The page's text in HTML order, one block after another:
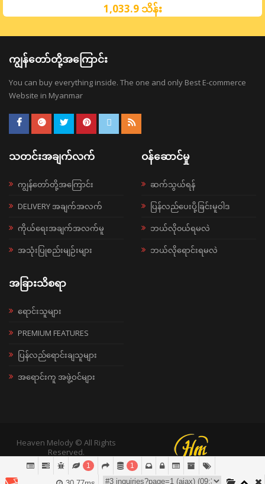
1,033.9 သိန်း
ကျွန်တော်တို့အကြောင်း
You can buy everything inside. The one and only Best E-commerce
Website in Myanmar
သတင်းအချက်လက်
ကျွန်တော်တို့အကြောင်း
DELIVERY အချက်အလက်
ကိုယ်ရေးအချက်အလက်မူ
အသုံးပြုစည်းမျဉ်းများ
ဝန်ဆောင်မှု
ဆက်သွယ်ရန်
ပြန်လည်ပေးပို့ခြင်းမူဝါဒ
ဘယ်လို၀ယ်ရမလဲ
ဘယ်လိုရောင်းရမလဲ
အခြားသိစရာ
ရောင်းသူများ
PREMIUM FEATURES
ပြန်လည်ရောင်းချသူများ
အရောင်းကူ အဖွဲ့ဝင်များ
Heaven Melody © All Rights
Reserved.
1 1